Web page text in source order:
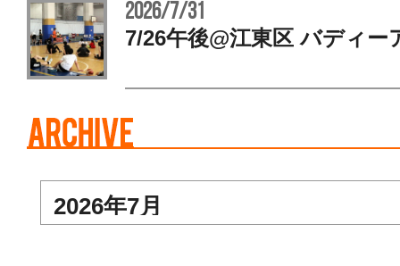
2026/7/31
7/26午後@江東区 バディ